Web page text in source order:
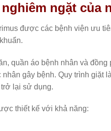
ngặt của
được các bệnh viện ưu
quần áo bệnh nhân và
gây bệnh. Quy trình giặt
lại sử dụng.
thiết kế với khả năng: